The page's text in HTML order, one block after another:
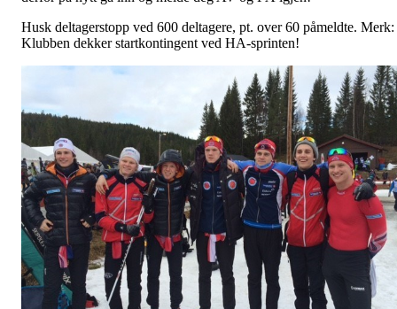
Husk deltagerstopp ved 600 deltagere, pt. over 60 påmeldte. Merk:
Klubben dekker startkontingent ved HA-sprinten!